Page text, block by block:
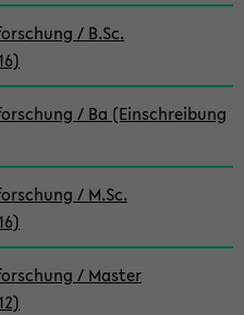
/ B.Sc.
/ Ba (Einschreibung
/ M.Sc.
/ Master